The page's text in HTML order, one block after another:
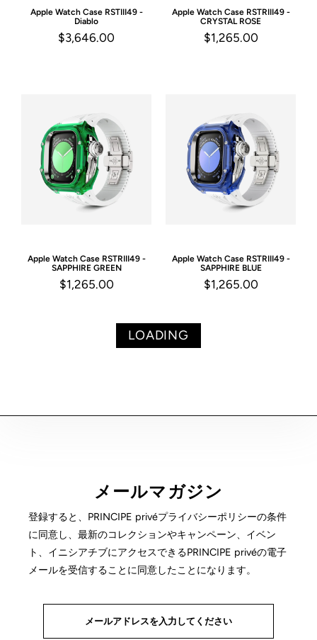
Apple Watch Case RSTIII49 -
Diablo
$3,646.00
Apple Watch Case RSTRIII49 -
CRYSTAL ROSE
$1,265.00
Apple Watch Case RSTRIII49 -
SAPPHIRE GREEN
$1,265.00
Apple Watch Case RSTRIII49 -
SAPPHIRE BLUE
$1,265.00
LOADING
メールマガジン
登録すると、PRINCIPE privéプライバシーポリシーの条件
に同意し、最新のコレクションやキャンペーン、イベン
ト、イニシアチブにアクセスできるPRINCIPE privéの電子
メールを受信することに同意したことになります。